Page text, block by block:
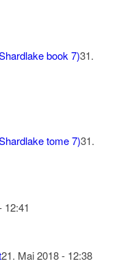
book 7)31.
tome 7)31.
12:41
21. Mai 2018 - 12:38